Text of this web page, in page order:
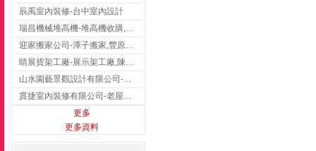
辰禹室內裝修-台中室內設計
瑞昌機械堆高機-堆高機收購,新北市堆高機,桃園堆高機
迎家搬家公司-潭子搬家,豐原搬家,大雅搬家,大甲搬家,台中推薦搬家,台中搬家
睛展貨架工廠-展示架工廠,陳列架,台中展示架工廠
山水園藝景觀設計有限公司-景觀工程,景觀設計,新竹園藝工程,新竹景觀設計
貫捷室內裝修有限公司-老屋翻新工程,台中老屋翻新工程,台中舊屋翻新
更多
更多資料